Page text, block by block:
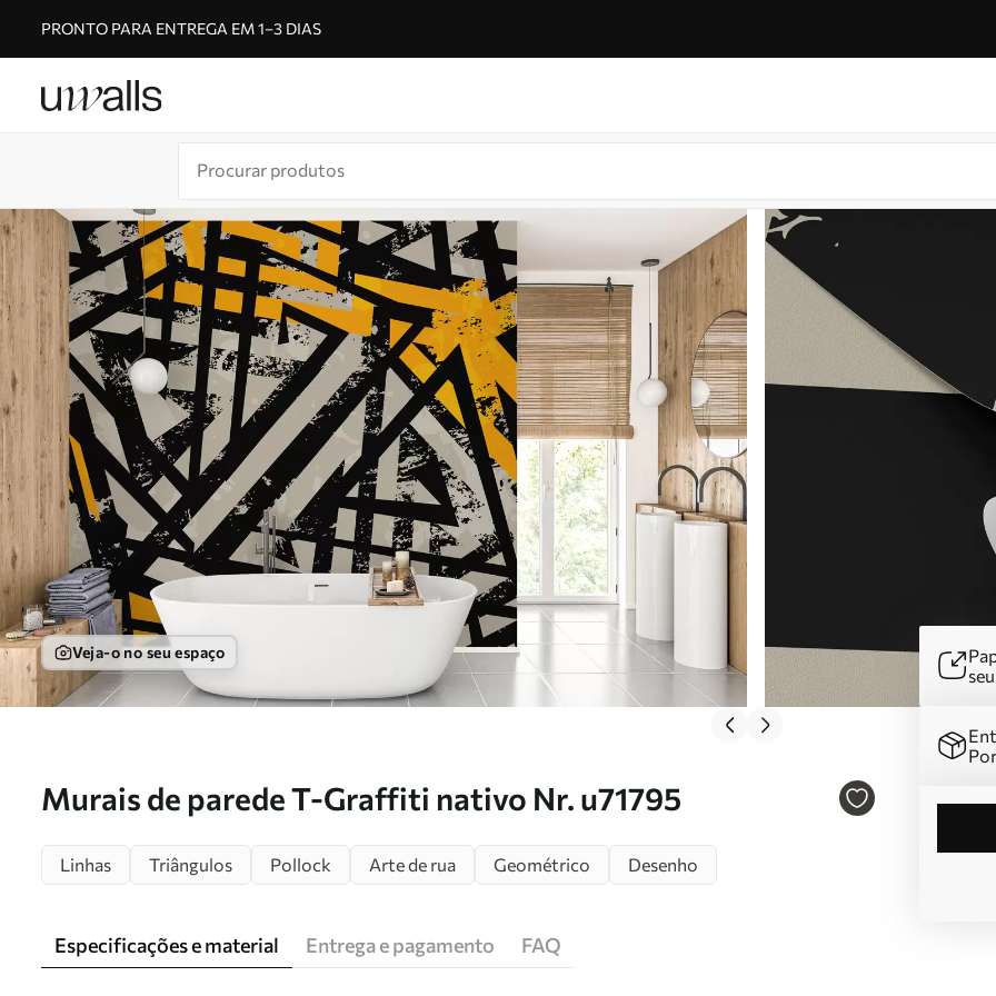
PRONTO PARA ENTREGA EM 1–3 DIAS
Veja-o no seu espaço
Murais de parede T-Graffiti nativo Nr. u71795
Linhas Triângulos Pollock Arte de rua Geométrico Desenho
Especificações e material Entrega e pagamento FAQ